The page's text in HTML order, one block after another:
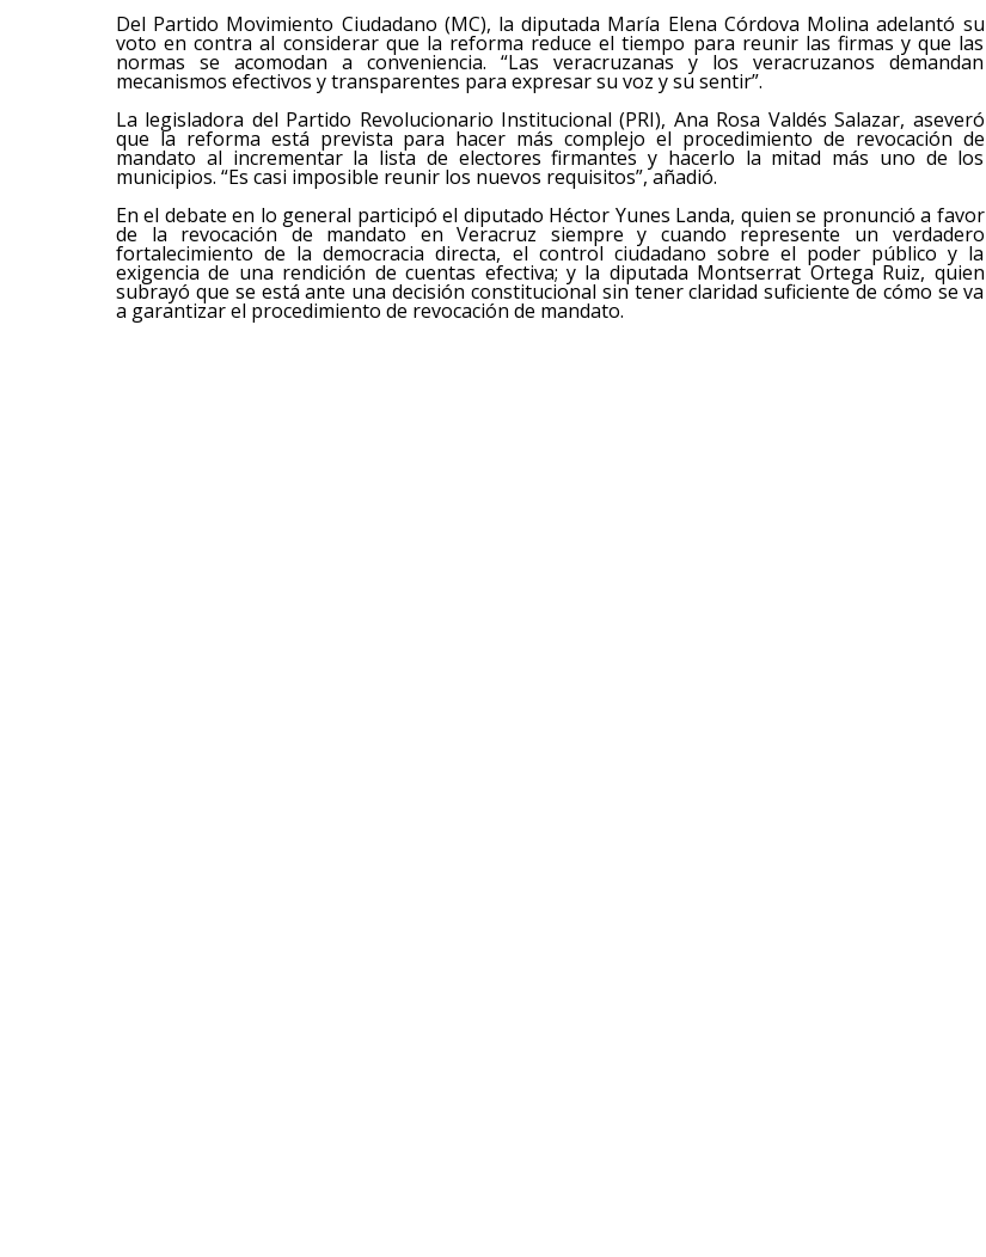
Del Partido Movimiento Ciudadano (MC), la diputada María Elena Córdova Molina adelantó su
voto en contra al considerar que la reforma reduce el tiempo para reunir las firmas y que las
normas se acomodan a conveniencia. “Las veracruzanas y los veracruzanos demandan
mecanismos efectivos y transparentes para expresar su voz y su sentir”.
La legisladora del Partido Revolucionario Institucional (PRI), Ana Rosa Valdés Salazar, aseveró
que la reforma está prevista para hacer más complejo el procedimiento de revocación de
mandato al incrementar la lista de electores firmantes y hacerlo la mitad más uno de los
municipios. “Es casi imposible reunir los nuevos requisitos”, añadió.
En el debate en lo general participó el diputado Héctor Yunes Landa, quien se pronunció a favor
de la revocación de mandato en Veracruz siempre y cuando represente un verdadero
fortalecimiento de la democracia directa, el control ciudadano sobre el poder público y la
exigencia de una rendición de cuentas efectiva; y la diputada Montserrat Ortega Ruiz, quien
subrayó que se está ante una decisión constitucional sin tener claridad suficiente de cómo se va
a garantizar el procedimiento de revocación de mandato.